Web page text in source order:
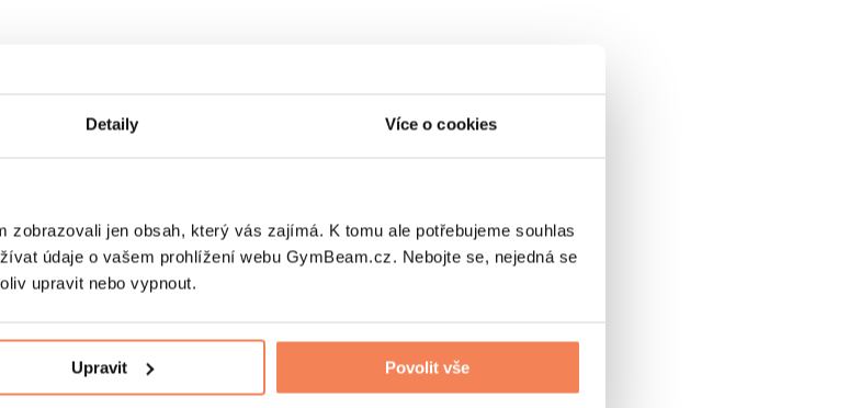
Detaily Více o cookies
zobrazovali jen obsah, který vás zajímá. K tomu ale potřebujeme souhlas
údaje o vašem prohlížení webu GymBeam.cz. Nebojte se, nejedná se
upravit nebo vypnout.
Upravit Povolit vše